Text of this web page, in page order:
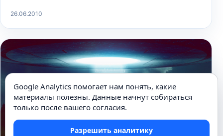
26.06.2010
Google Analytics помогает нам понять, какие
материалы полезны. Данные начнут собираться
только после вашего согласия.
Разрешить аналитику